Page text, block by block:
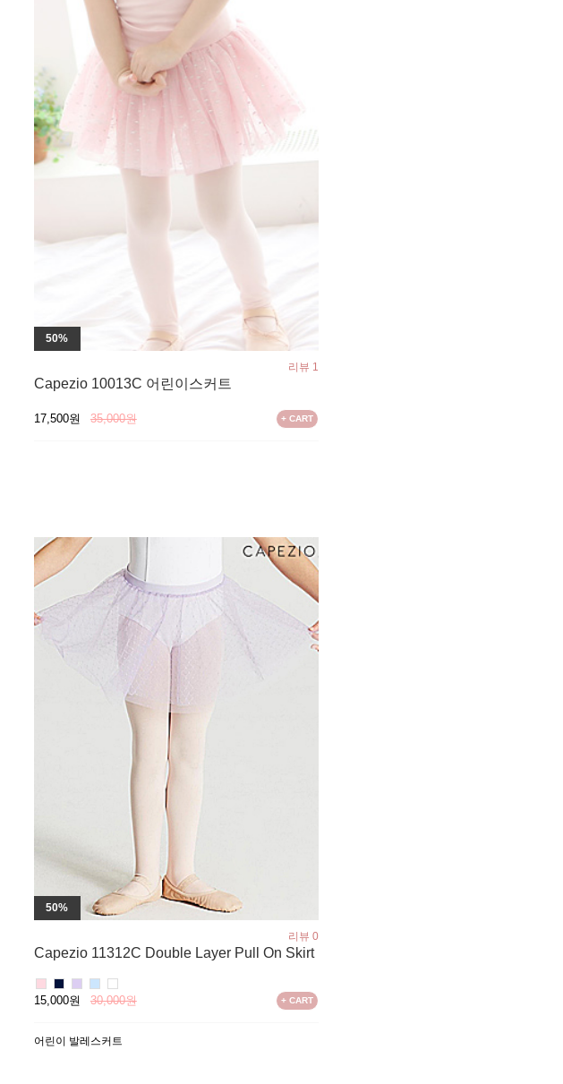
50%
리뷰 1
Capezio 10013C 어린이스커트
17,500원 35,000원 + CART
50%
리뷰 0
Capezio 11312C Double Layer Pull On Skirt
15,000원 30,000원 + CART
어린이 발레스커트